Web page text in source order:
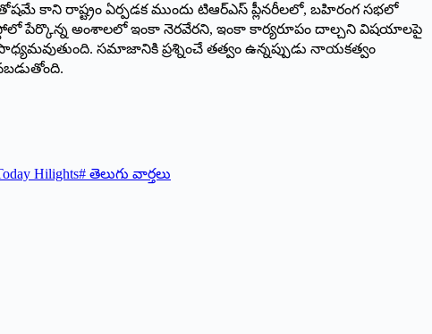
కాని రాష్ట్రం ఏర్పడక ముందు టిఆర్‌ఎస్‌ ‌ప్లీనరీలలో, బహిరంగ సభలో
పేర్కొన్న అంశాలలో ఇంకా నెరవేరని, ఇంకా కార్యరూపం దాల్చని విషయాలపై
సమాజానికి ప్రశ్నించే తత్వం ఉన్నప్పుడు నాయకత్వం
Hilights# తెలుగు వార్తలు